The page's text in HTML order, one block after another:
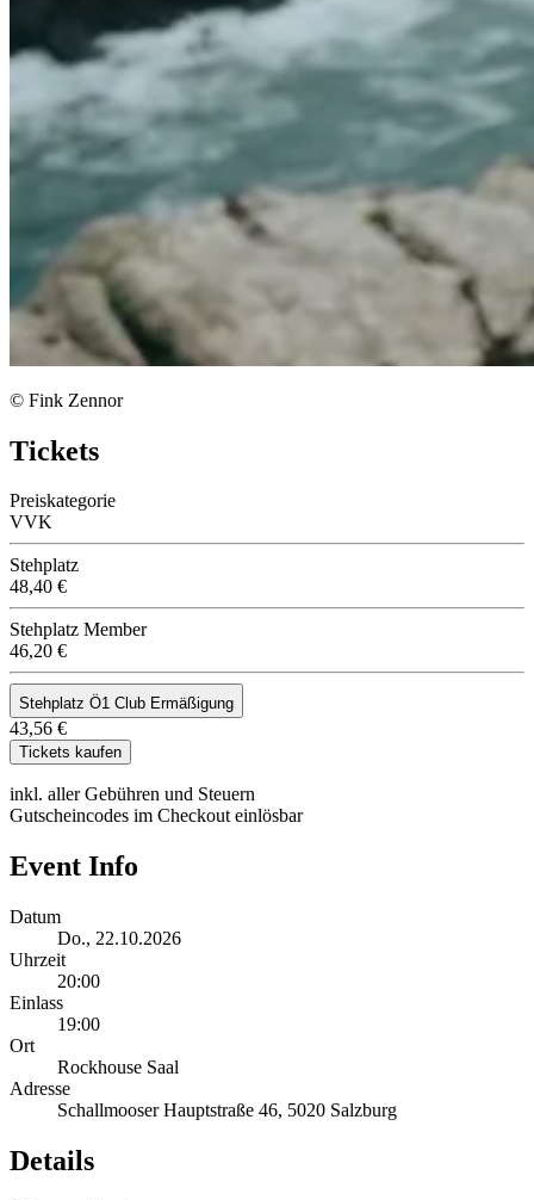
© Fink Zennor
Tickets
Preiskategorie
VVK
Stehplatz
48,40 €
Stehplatz Member
46,20 €
Stehplatz Ö1 Club Ermäßigung
43,56 €
Tickets kaufen
inkl. aller Gebühren und Steuern
Gutscheincodes im Checkout einlösbar
Event Info
Datum
Do., 22.10.2026
Uhrzeit
20:00
Einlass
19:00
Ort
Rockhouse Saal
Adresse
Schallmooser Hauptstraße 46, 5020 Salzburg
Details